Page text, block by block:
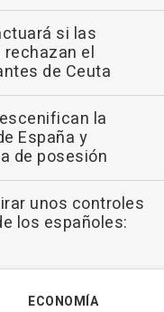
si las
el
de Ceuta
la
España y
de posesión
unos controles
los españoles:
ECONOMÍA